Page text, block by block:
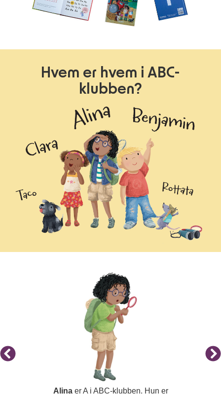
Hvem er hvem i ABC-
klubben?
Alinaer A i ABC-klubben. Hun er